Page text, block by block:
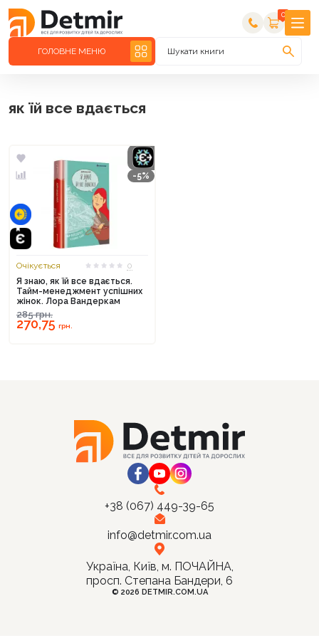
0
ГОЛОВНЕ МЕНЮ Шукати книги
як їй все вдається
-5%
Очікується
0
Я знаю, як їй все вдається.
Тайм-менеджмент успішних
жінок. Лора Вандеркам
285грн.
270,75 грн.
+38 (067) 449-39-65
info@detmir.com.ua
Україна, Київ, м. ПОЧАЙНА,
просп. Степана Бандери, 6
© 2026 DETMIR.COM.UA